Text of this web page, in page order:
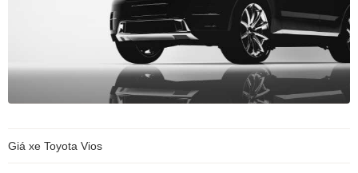
Giá xe Toyota Vios